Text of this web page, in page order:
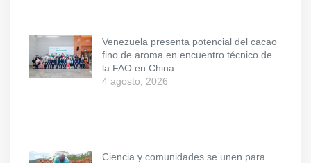
Venezuela presenta potencial del cacao
fino de aroma en encuentro técnico de
la FAO en China
4 agosto, 2026
Ciencia y comunidades se unen para